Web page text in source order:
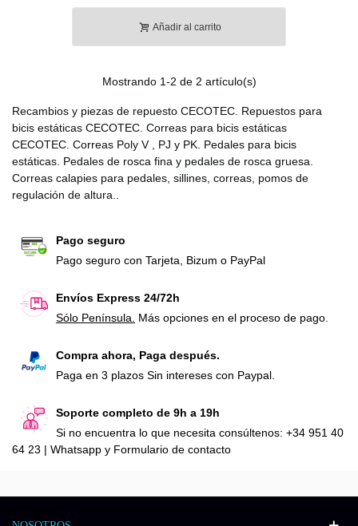
Añadir al carrito
Mostrando 1-2 de 2 artículo(s)
Recambios y piezas de repuesto CECOTEC. Repuestos para
bicis estáticas CECOTEC. Correas para bicis estáticas
CECOTEC. Correas Poly V , PJ y PK. Pedales para bicis
estáticas. Pedales de rosca fina y pedales de rosca gruesa.
Correas calapies para pedales, sillines, correas, pomos de
regulación de altura..
Pago seguro
Pago seguro con Tarjeta, Bizum o PayPal
Envíos Express 24/72h
Sólo Península.
Más opciones en el proceso de pago.
Compra ahora, Paga después.
Paga en 3 plazos Sin intereses con Paypal.
Soporte completo de 9h a 19h
Si no encuentra lo que necesita consúltenos: +34 951 40
64 23 | Whatsapp y Formulario de contacto